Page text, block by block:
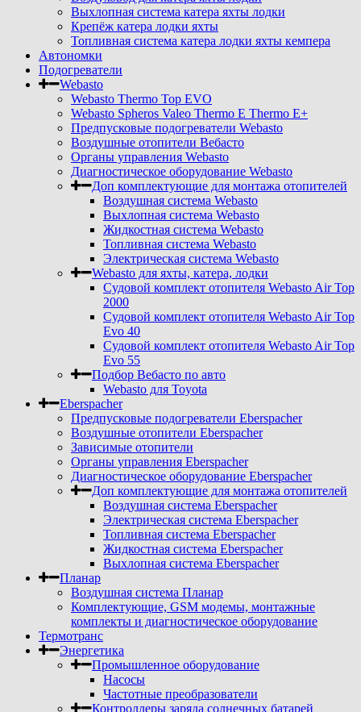
Выхлопная система катера яхты лодки
Крепёж катера лодки яхты
Топливная система катера лодки яхты кемпера
Автономки
Подогреватели
Webasto
Webasto Thermo Top EVO
Webasto Spheros Valeo Thermo E Thermo E+
Предпусковые подогреватели Webasto
Воздушные отопители Вебасто
Органы управления Webasto
Диагностическое оборудование Webasto
Доп комплектующие для монтажа отопителей
Воздушная система Webasto
Выхлопная система Webasto
Жидкостная система Webasto
Топливная система Webasto
Электрическая система Webasto
Webasto для яхты, катера, лодки
Судовой комплект отопителя Webasto Air Top
2000
Судовой комплект отопителя Webasto Air Top
Evo 40
Судовой комплект отопителя Webasto Air Top
Evo 55
Подбор Вебасто по авто
Webasto для Toyota
Eberspacher
Предпусковые подогреватели Eberspacher
Воздушные отопители Eberspacher
Зависимые отопители
Органы управления Eberspacher
Диагностическое оборудование Eberspacher
Доп комплектующие для монтажа отопителей
Воздушная система Eberspacher
Электрическая система Eberspacher
Топливная система Eberspacher
Жидкостная система Eberspacher
Выхлопная система Eberspacher
Планар
Воздушная система Планар
Комплектующие, GSM модемы, монтажные
комплекты и диагностическое оборудование
Термотранс
Энергетика
Промышленное оборудование
Насосы
Частотные преобразователи
Контроллеры заряда солнечных батарей